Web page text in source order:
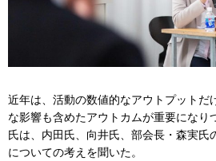
近年は、活動の数値的なアウトプットだ
な影響も含めたアウトカムが重要になり
氏は、内田氏、向井氏、部会長・森実氏
についての考えを聞いた。